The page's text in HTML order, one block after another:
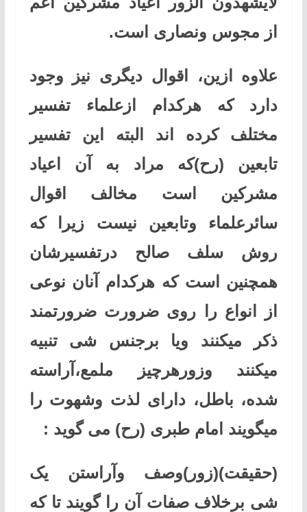
از مجوس ونصاری است.
علاوه ازین، اقوال دیگری نیز وجود
دارد که هرکدام ازعلماء تفسیر
مختلف کرده اند البته این تفسیر
تابعین (رح)که مراد به آن اعیاد
مشرکین است مخالف اقوال
سائرعلماء وتابعین نیست زیرا که
روش سلف صالح درتفسیرشان
همچنین است که هرکدام آنان نوعی
از انواع را روی ضرورت ضرورتمند
ذکر میکنند ویا برجنس شی تنبیه
میکنند وزورهرچیز ملمع،آراسته
شده، باطل، دارای لذت وشهوت را
میگویند امام طبری (رح) می گوید :
(حقیقت)(زور)وصف وآراستن یک
شی برخلاف صفات آن را گویند تا که